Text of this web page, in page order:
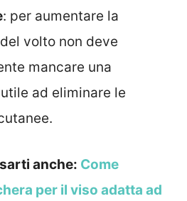
: per aumentare la
volto non deve
mancare una
ad eliminare le
anche: Come
per il viso adatta ad